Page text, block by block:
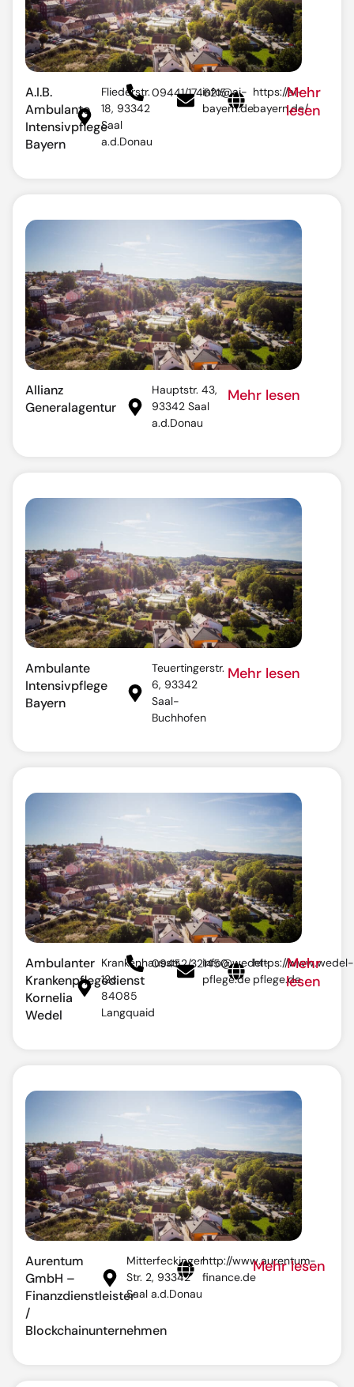
A.I.B.
Ambulante
Intensivpflege
Bayern
Fliederstr.
18, 93342
Saal
a.d.Donau
09441/1746215
info@ai-
bayern.de
https://ai-
bayern.de/
Mehr
lesen
Allianz
Generalagentur
Hauptstr. 43,
93342 Saal
a.d.Donau
Mehr lesen
Ambulante
Intensivpflege
Bayern
Teuertingerstr.
6, 93342
Saal-
Buchhofen
Mehr lesen
Ambulanter
Krankenpflegedienst
Kornelia
Wedel
Krankenhausstr.
12c,
84085
Langquaid
09452/321450info@wedel-
pflege.de
https://www.wedel-
pflege.de
Mehr
lesen
Aurentum
GmbH –
Finanzdienstleister
/
Blockchainunternehmen
Mitterfeckinger
Str. 2, 93342
Saal a.d.Donau
http://www.aurentum-
finance.de
Mehr lesen